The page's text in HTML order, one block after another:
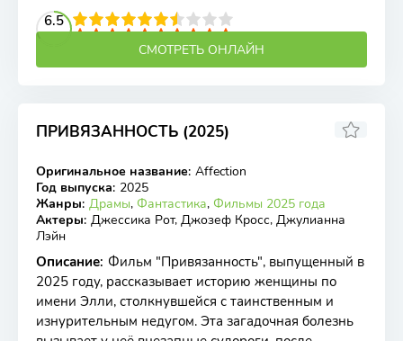
6.5
4 5 6 7 8 9 10
СМОТРЕТЬ ОНЛАЙН
ПРИВЯЗАННОСТЬ (2025)
WEB-DL
7.1
Оригинальное название: Affection
Год выпуска: 2025
Жанры: Драмы, Фантастика, Фильмы 2025 года
Актеры: Джессика Рот, Джозеф Кросс, Джулианна
Лэйн
Описание: Фильм "Привязанность", выпущенный в
2025 году, рассказывает историю женщины по
имени Элли, столкнувшейся с таинственным и
изнурительным недугом. Эта загадочная болезнь